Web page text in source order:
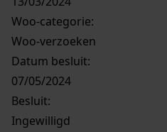
Woo-categorie:
Woo-verzoeken
Datum besluit:
07/05/2024
Besluit:
Ingewilligd